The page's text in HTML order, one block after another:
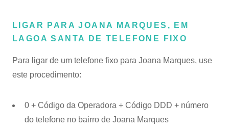
LIGAR PARA JOANA MARQUES, EM
LAGOA SANTA DE TELEFONE FIXO
Para ligar de um telefone fixo para Joana Marques, use
este procedimento:
0 + Código da Operadora + Código DDD + número
do telefone no bairro de Joana Marques